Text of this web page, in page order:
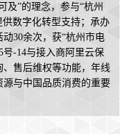
及”的理念，参与“杭州
数字化转型支持；承办
30余次，获“杭州市电
号-14与接入商阿里云保
售后维权等功能，年线
源与中国品质消费的重要